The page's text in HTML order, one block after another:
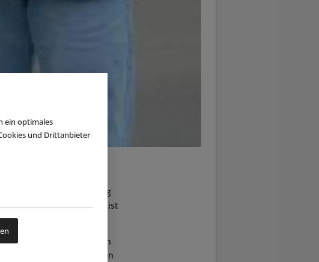
ein optimales
und Drittanbieter
in der Geschäftsleitung
Veronica Trussardi-Sepe
ist
und Freizeitparks.
, das im Jahr 1974 den
sich künftig neuen Zielen